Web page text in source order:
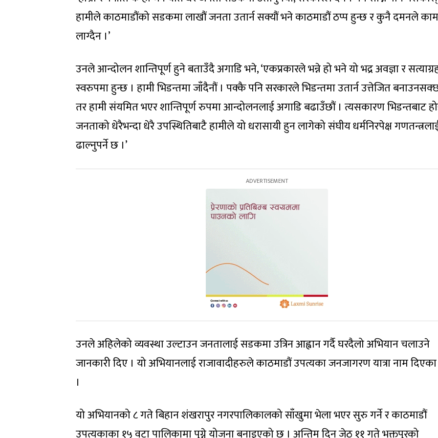
हामीले काठमाडौंको सडकमा लाखौं जनता उतार्न सक्यौं भने काठमाडौं ठप्प हुन्छ र कुनै दमनले काम
लाग्दैन ।’
उनले आन्दोलन शान्तिपूर्ण हुने बताउँदै अगाडि भने, ‘एकप्रकारले भन्ने हो भने यो भद्र अवज्ञा र
स्वरुपमा हुन्छ । हामी भिडन्तमा जाँदैनौं । पक्कै पनि सरकारले भिडन्तमा उतार्न उत्तेजित
तर हामी संयमित भएर शान्तिपूर्ण रुपमा आन्दोलनलाई अगाडि बढाउँछौं । त्यसकारण भिडन्तबाट
जनताको धेरैभन्दा धेरै उपस्थितिबाटै हामीले यो धरासायी हुन लागेको संघीय धर्मनिरपेक्ष
ढाल्नुपर्ने छ ।’
उनले अहिलेको व्यवस्था उल्टाउन जनतालाई सडकमा उत्रिन आह्वान गर्दै घरदैलो अभियान चलाउने
जानकारी दिए । यो अभियानलाई राजावादीहरुले काठमाडौं उपत्यका जनजागरण यात्रा नाम
।
यो अभियानको ८ गते बिहान शंखरापुर नगरपालिकालको साँखुमा भेला भएर सुरु गर्ने र काठमाडौं
उपत्यकाका १५ वटा पालिकामा पुग्ने योजना बनाइएको छ । अन्तिम दिन जेठ ११ गते भक्तपुरको